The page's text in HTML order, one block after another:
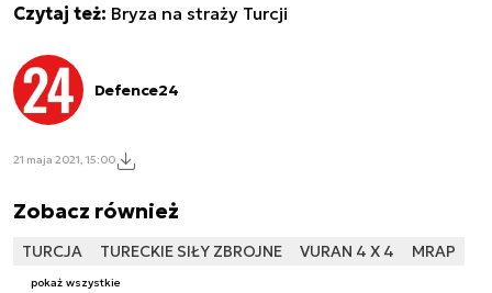
Czytaj też: Bryza na straży Turcji
Defence24
21 maja 2021, 15:00
Zobacz również
TURCJA TURECKIE SIŁY ZBROJNE VURAN 4 X 4 MRAP
pokaż wszystkie